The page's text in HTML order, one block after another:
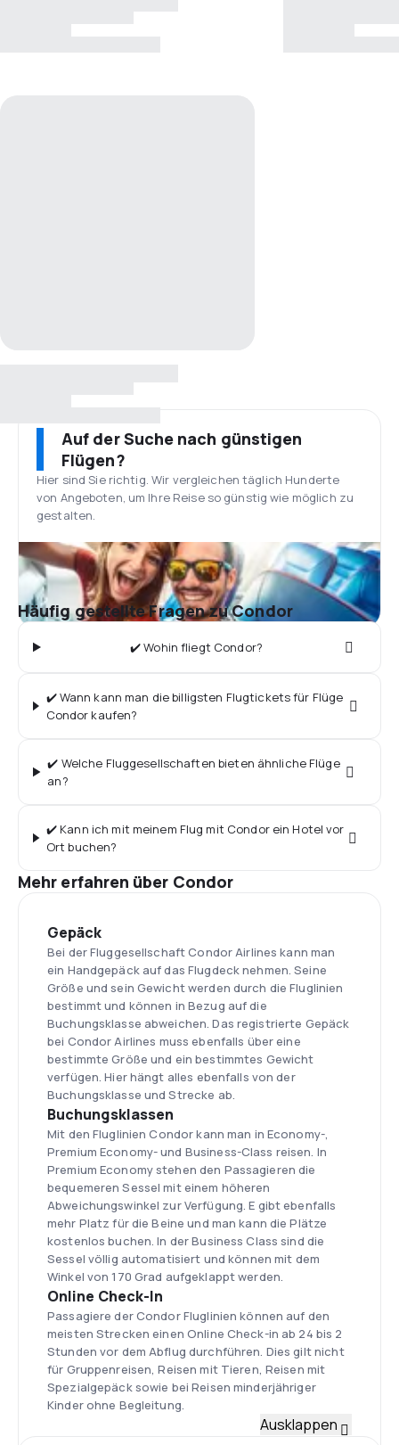
Auf der Suche nach günstigen
Flügen?
Hier sind Sie richtig. Wir vergleichen täglich Hunderte
von Angeboten, um Ihre Reise so günstig wie möglich zu
gestalten.
Häufig gestellte Fragen zu Condor
✔️ Wohin fliegt Condor?
✔️ Wann kann man die billigsten Flugtickets für Flüge
Condor kaufen?
✔️ Welche Fluggesellschaften bieten ähnliche Flüge
an?
✔️ Kann ich mit meinem Flug mit Condor ein Hotel vor
Ort buchen?
Mehr erfahren über Condor
Gepäck
Bei der Fluggesellschaft Condor Airlines kann man
ein Handgepäck auf das Flugdeck nehmen. Seine
Größe und sein Gewicht werden durch die Fluglinien
bestimmt und können in Bezug auf die
Buchungsklasse abweichen. Das registrierte Gepäck
bei Condor Airlines muss ebenfalls über eine
bestimmte Größe und ein bestimmtes Gewicht
verfügen. Hier hängt alles ebenfalls von der
Buchungsklasse und Strecke ab.
Buchungsklassen
Mit den Fluglinien Condor kann man in Economy-,
Premium Economy- und Business-Class reisen. In
Premium Economy stehen den Passagieren die
bequemeren Sessel mit einem höheren
Abweichungswinkel zur Verfügung. E gibt ebenfalls
mehr Platz für die Beine und man kann die Plätze
kostenlos buchen. In der Business Class sind die
Sessel völlig automatisiert und können mit dem
Winkel von 170 Grad aufgeklappt werden.
Online Check-In
Passagiere der Condor Fluglinien können auf den
meisten Strecken einen Online Check-in ab 24 bis 2
Stunden vor dem Abflug durchführen. Dies gilt nicht
für Gruppenreisen, Reisen mit Tieren, Reisen mit
Spezialgepäck sowie bei Reisen minderjähriger
Kinder ohne Begleitung.
Ausklappen